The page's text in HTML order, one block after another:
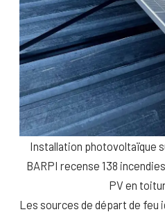
Installation photovoltaïque
BARPI recense 138
PV en
Les sources de départ de feu